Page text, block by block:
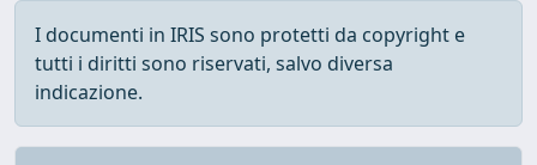
I documenti in IRIS sono protetti da copyright e
tutti i diritti sono riservati, salvo diversa
indicazione.